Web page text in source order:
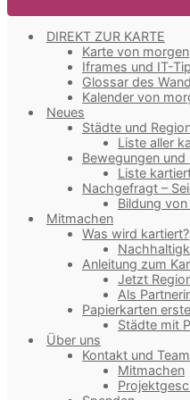
DIREKT ZUR KARTE
Karte von morgen
Iframes und IT-
Glossar des
Kalender von
Neues
Städte und
Liste aller
Bewegungen
Liste
Nachgefragt –
Bildung
Mitmachen
Was wird kartiert?
Anleitung zum
Jetzt
Als
Papierkarten
Städte mit
Über uns
Kontakt und Team
Mitmachen